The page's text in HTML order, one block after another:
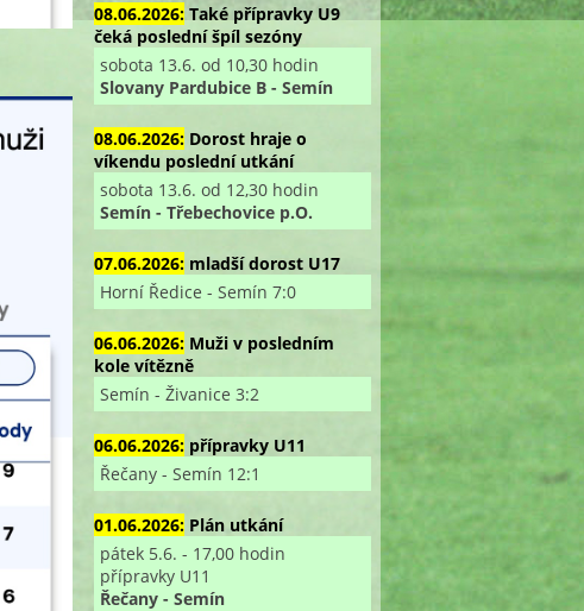
08.06.2026: Také přípravky U9
čeká poslední špíl sezóny
sobota 13.6. od 10,30 hodin
Slovany Pardubice B - Semín
08.06.2026: Dorost hraje o
víkendu poslední utkání
sobota 13.6. od 12,30 hodin
Semín - Třebechovice p.O.
07.06.2026: mladší dorost U17
Horní Ředice - Semín 7:0
06.06.2026: Muži v posledním
kole vítězně
Semín - Živanice 3:2
06.06.2026: přípravky U11
Řečany - Semín 12:1
01.06.2026: Plán utkání
pátek 5.6. - 17,00 hodin
přípravky U11
Řečany - Semín